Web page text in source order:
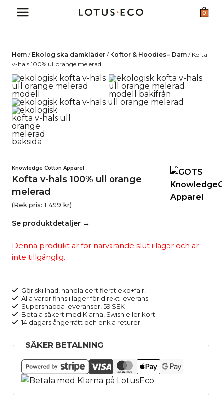
0
Hem / Ekologiska damkläder / Koftor & Hoodies – Dam / Kofta
v-hals 100% ull orange melerad
Knowledge Cotton Apparel
Kofta v-hals 100% ull orange
melerad
(Rek.pris:1 499 kr)
Se produktdetaljer →
Denna produkt är för närvarande slut i lager och är
inte tillgänglig.
Gör skillnad, handla certifierat eko+fair!
Alla varor finns i lager för direkt leverans
Supersnabba leveranser, 59 SEK
Betala säkert med Klarna, Swish eller kort
14 dagars ångerrätt och enkla returer
SÄKER BETALNING